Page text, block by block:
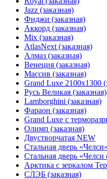
Jazz (заказная)
Фиджи (заказная)
Аккорд (заказная)
Mix (заказная)
AtlasNext (заказная)
Алмаз (заказная)
Венеция (заказная)
Массив (заказная)
Grand Luxe 2100х1300
Русь Великая (заказная)
Lamborghini (заказная)
Фараон (заказная)
Grand Luxe с
Олимп (заказная)
Двустворчатая NEW
Стальная дверь
Стальная дверь «Челси
Арктика с зеркалом
СЛЭБ (заказная)